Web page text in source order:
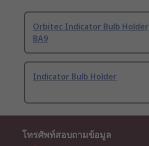
Orbitec Indicator Bulb Holder
BA9
Indicator Bulb Holder
โทรศัพท์สอบถามข้อมูล